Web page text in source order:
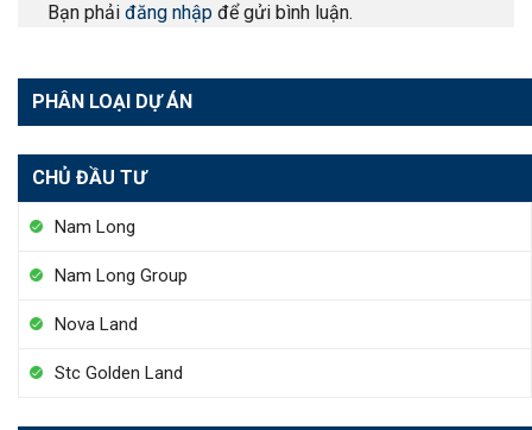
PHÂN LOẠI DỰ ÁN
CHỦ ĐẦU TƯ
Nam Long
Nam Long Group
Nova Land
Stc Golden Land
Bạn phải đăng nhập để gửi bình luận.